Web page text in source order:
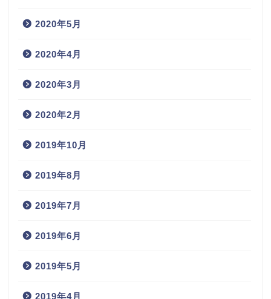
2020年5月
2020年4月
2020年3月
2020年2月
2019年10月
2019年8月
2019年7月
2019年6月
2019年5月
2019年4月